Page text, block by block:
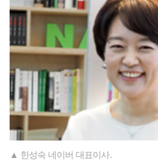
▲ 한성숙 네이버 대표이사.